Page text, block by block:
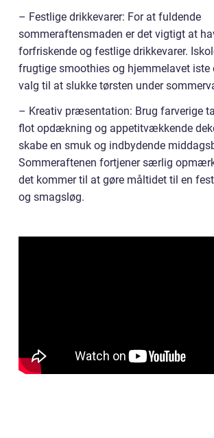
– Festlige drikkevarer: For at fuldende
sommeraftensmaden er det vigtigt at
forfriskende og festlige drikkevarer.
frugtige smoothies og hjemmelavet iste
valg til at slukke tørsten under
– Kreativ præsentation: Brug farverige
flot opdækning og appetitvækkende
skabe en smuk og indbydende
Sommeraftenen fortjener særlig
det kommer til at gøre måltidet til en
og smagsløg.